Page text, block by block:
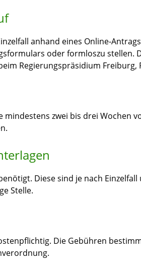
anhand eines Online-
oder formloszu stellen.
Regierungspräsidium Freiburg,
mindestens zwei bis drei Wochen
Diese sind je nach
Stelle.
Die Gebühren